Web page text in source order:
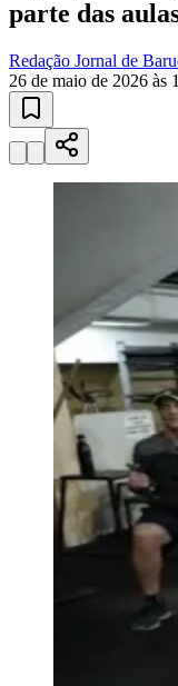
Esportes ao
atualizadas
Paulistão, Brasileirão,
real, classificação e
Acompanhar jogos
Guia
Anuncie
Seguir
Esportes
Maratona
gratuitas em
A proposta é
parte das
Redação Jornal de
26 de maio de 2026 às